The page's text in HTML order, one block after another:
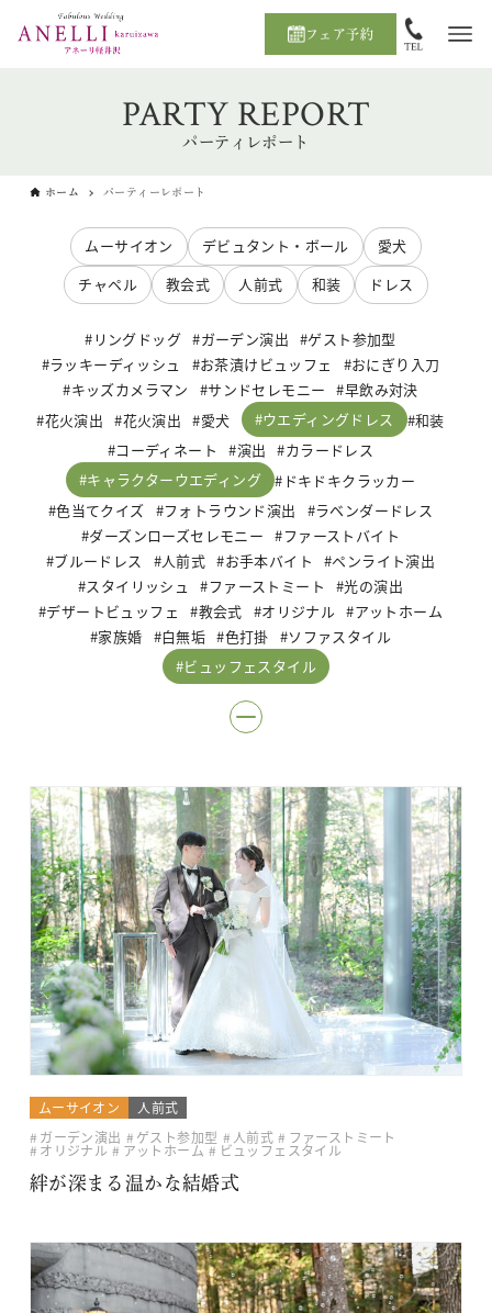
フェア予約
PARTY REPORT
パーティレポート
ホーム パーティーレポート
ムーサイオン デビュタント・ボール
愛犬
チャペル
教会式 人前式 和装 ドレス
リングドッグ ガーデン演出
ゲスト参加型
ラッキーディッシュ
お茶漬けビュッフェ
おにぎり入刀
キッズカメラマン
サンドセレモニー
早飲み対決
花火演出
花火演出 愛犬 ウエディングドレス
和装
コーディネート
演出
カラードレス
キャラクターウエディング
ドキドキクラッカー
色当てクイズ
フォトラウンド演出
ラベンダードレス
ダーズンローズセレモニー
ファーストバイト
ブルードレス
人前式 お手本バイト
ペンライト演出
スタイリッシュ
ファーストミート
光の演出
デザートビュッフェ
教会式 オリジナル
アットホーム
家族婚
白無垢 色打掛
ソファスタイル
ビュッフェスタイル
ムーサイオン
人前式
ガーデン演出
ゲスト参加型 人前式 ファーストミート
オリジナル アットホーム
ビュッフェスタイル
絆が深まる温かな結婚式